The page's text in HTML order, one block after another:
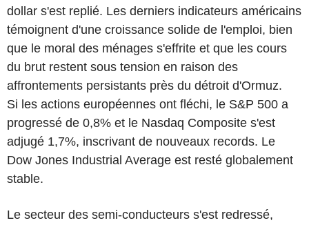
dollar s'est replié. Les derniers indicateurs américains
témoignent d'une croissance solide de l'emploi, bien
que le moral des ménages s'effrite et que les cours
du brut restent sous tension en raison des
affrontements persistants près du détroit d'Ormuz.
Si les actions européennes ont fléchi, le S&P 500 a
progressé de 0,8% et le Nasdaq Composite s'est
adjugé 1,7%, inscrivant de nouveaux records. Le
Dow Jones Industrial Average est resté globalement
stable.
Le secteur des semi-conducteurs s'est redressé,